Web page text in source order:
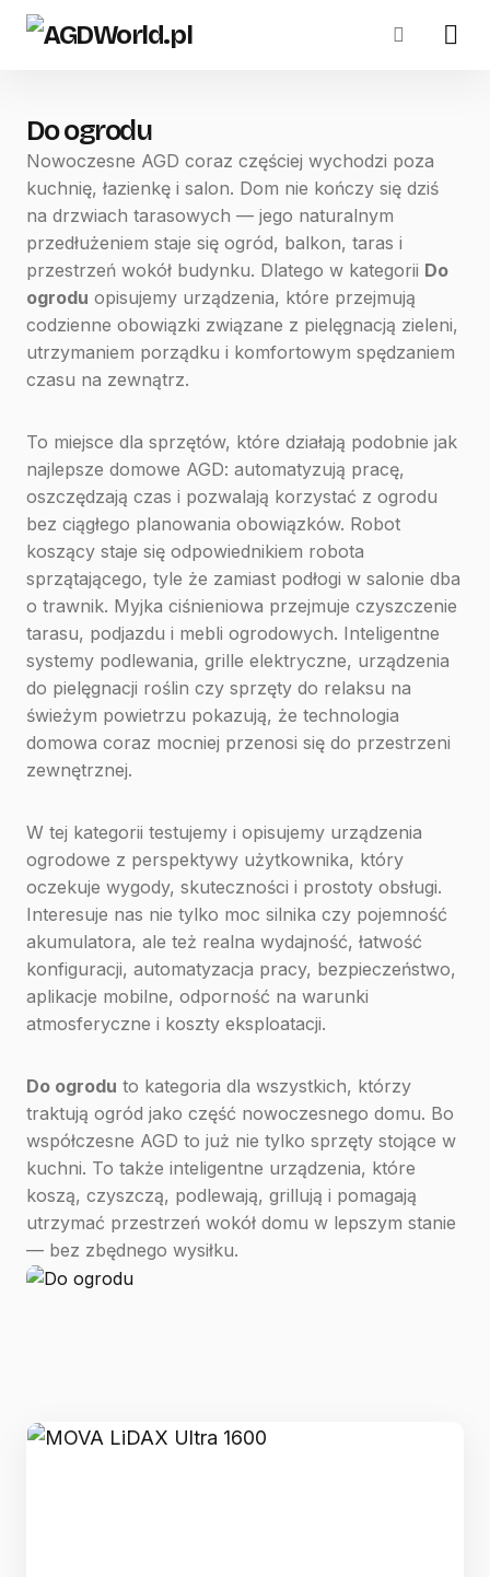
Do ogrodu
Nowoczesne AGD coraz częściej wychodzi poza
kuchnię, łazienkę i salon. Dom nie kończy się dziś
na drzwiach tarasowych — jego naturalnym
przedłużeniem staje się ogród, balkon, taras i
przestrzeń wokół budynku. Dlatego w kategorii Do
ogrodu opisujemy urządzenia, które przejmują
codzienne obowiązki związane z pielęgnacją zieleni,
utrzymaniem porządku i komfortowym spędzaniem
czasu na zewnątrz.
To miejsce dla sprzętów, które działają podobnie jak
najlepsze domowe AGD: automatyzują pracę,
oszczędzają czas i pozwalają korzystać z ogrodu
bez ciągłego planowania obowiązków. Robot
koszący staje się odpowiednikiem robota
sprzątającego, tyle że zamiast podłogi w salonie dba
o trawnik. Myjka ciśnieniowa przejmuje czyszczenie
tarasu, podjazdu i mebli ogrodowych. Inteligentne
systemy podlewania, grille elektryczne, urządzenia
do pielęgnacji roślin czy sprzęty do relaksu na
świeżym powietrzu pokazują, że technologia
domowa coraz mocniej przenosi się do przestrzeni
zewnętrznej.
W tej kategorii testujemy i opisujemy urządzenia
ogrodowe z perspektywy użytkownika, który
oczekuje wygody, skuteczności i prostoty obsługi.
Interesuje nas nie tylko moc silnika czy pojemność
akumulatora, ale też realna wydajność, łatwość
konfiguracji, automatyzacja pracy, bezpieczeństwo,
aplikacje mobilne, odporność na warunki
atmosferyczne i koszty eksploatacji.
Do ogrodu to kategoria dla wszystkich, którzy
traktują ogród jako część nowoczesnego domu. Bo
współczesne AGD to już nie tylko sprzęty stojące w
kuchni. To także inteligentne urządzenia, które
koszą, czyszczą, podlewają, grillują i pomagają
utrzymać przestrzeń wokół domu w lepszym stanie
— bez zbędnego wysiłku.